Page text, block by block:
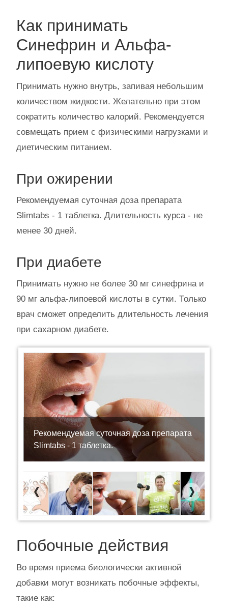
Как принимать
Синефрин и Альфа-
липоевую кислоту
Принимать нужно внутрь, запивая небольшим
количеством жидкости. Желательно при этом
сократить количество калорий. Рекомендуется
совмещать прием с физическими нагрузками и
диетическим питанием.
При ожирении
Рекомендуемая суточная доза препарата
Slimtabs - 1 таблетка. Длительность курса - не
менее 30 дней.
При диабете
Принимать нужно не более 30 мг синефрина и
90 мг альфа-липоевой кислоты в сутки. Только
врач сможет определить длительность лечения
при сахарном диабете.
Рекомендуемая суточная доза препарата
Slimtabs - 1 таблетка.
Previous Next
Побочные действия
Во время приема биологически активной
добавки могут возникать побочные эффекты,
такие как: